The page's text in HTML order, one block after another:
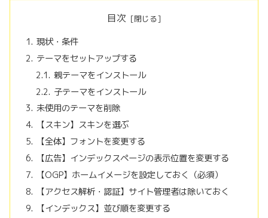
目次
現状・条件
テーマをセットアップする
親テーマをインストール
子テーマをインストール
未使用のテーマを削除
【スキン】スキンを選ぶ
【全体】フォントを変更する
【広告】インデックスページの表示位置を変更する
【OGP】ホームイメージを設定しておく（必須）
【アクセス解析・認証】サイト管理者は除いておく
【インデックス】並び順を変更する